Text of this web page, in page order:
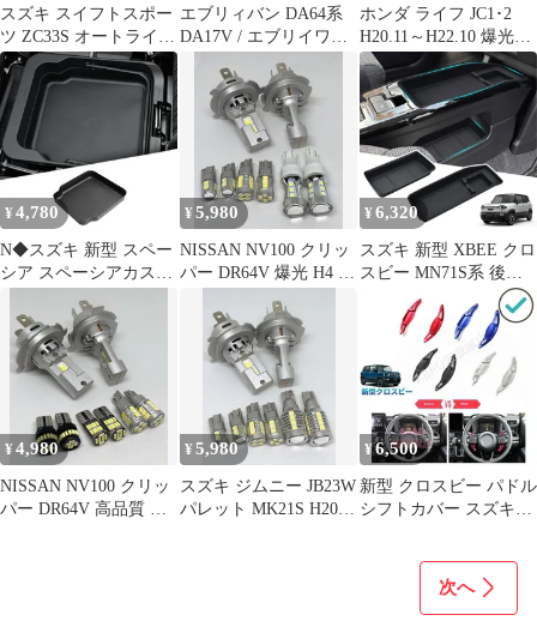
スズキ スイフトスポー
ツ ZC33S オートライト
センサーカバー センサ
ーキャップ クリアレン
ズ 透明カバー 38680-
62R00 車種専用設計 工
具付属
エブリィバン DA64系
DA17V / エブリイワゴ
ン DA64W DA17W 爆光
H4 ヘッドライト T16
バック T10 ポジション
ナンバー灯 8点SET ポ
ン付け 車検対応 タイプ
ホンダ ライフ JC1･2
H20.11～H22.10 爆光
H4 ヘッドライト T16
バックランプ T10 ポジ
ションランプ ナンバー
灯 ルームランプ キャン
セラー内蔵 純白 10個
SET ポン付け 車検対応
汎用 タイプC
¥ 4,780
N◆スズキ 新型 スペー
シア スペーシアカスタ
ム MK54S MK94S 2020
年?現行 専用 助手席ア
ンダーボックス 小物入
れ | ハスラー ソリオ 収
納ボックス 2017年12
月?現行 クロスビー用
保護 トレイ ワゴンR/ワ
ゴンRスマ 8ab97c2f
¥5,980
NISSAN NV100 クリッ
パー DR64V 爆光 H4 ヘ
ランプ T10 ポジション
ナンバー灯 純白 8点
SET ポン付け 車検対応
タイプB
¥ 6,320
スズキ 新型 XBEE クロ
スビー MN71S系 後期
(2025年10月?) センター
コンソールマット + ダ
ッシュボード収納マッ
ト 2点セット | 滑り止め
防水 シリコン素材 車種
専用設計 内装パーツ ア
クセサリー（ソフトブ
ラシ付き）[ 0cbd7660
¥4,980
NISSAN NV100 クリッ
パー DR64V 高品質 爆
¥5,980
スズキ ジムニー JB23W
パレット MK21S H20.1
¥6,500
新型 クロスビー パドル
シフトカバー スズキ
ルシフトカバーガーニ
ッシュ パネル
次へ